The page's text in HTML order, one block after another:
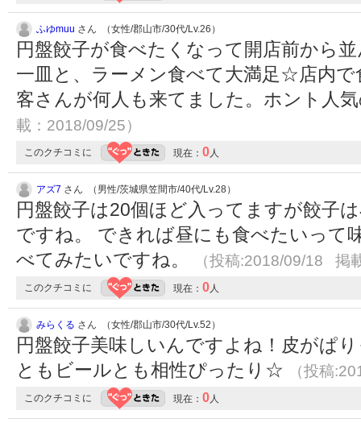
ふゆmuu さん （女性/郡山市/30代/Lv.26）
円盤餃子が食べたくなって開店前から
一皿と、ラーメン食べて大満足☆店内
客さんが何人も来てました。ホント人
載：2018/09/25）
このクチコミに 現在： 0人
アズ7 さん （男性/茨城県笠間市/40代/Lv.28）
円盤餃子は20個ほど入ってますが餃子
ですね。 できれば昼にも食べたいって
べてみたいですね。
（投稿:2018/09/18 掲
このクチコミに 現在： 0人
みらくる さん （女性/郡山市/30代/Lv.52）
円盤餃子美味しいんですよね！皮がぱ
ともビールとも相性ぴったり☆
（投稿
このクチコミに 現在： 0人